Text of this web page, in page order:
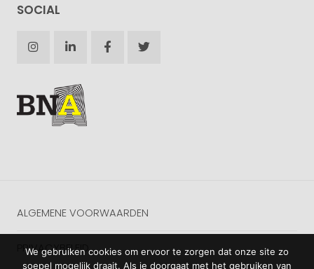
SOCIAL
ALGEMENE VOORWAARDEN
PRIVACYBELEID
We gebruiken cookies om ervoor te zorgen dat onze site zo
soepel mogelijk draait. Als je doorgaat met het gebruiken van